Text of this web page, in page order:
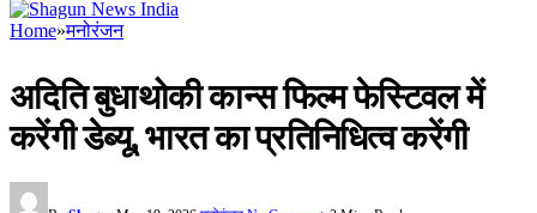
Home»मनोरंजन
अदिति बुधाथोकी कान्स फिल्म फेस्टिवल में
करेंगी डेब्यू, भारत का प्रतिनिधित्व करेंगी